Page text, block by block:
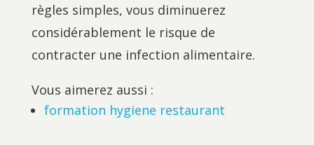
règles simples, vous diminuerez
considérablement le risque de
contracter une infection alimentaire.
Vous aimerez aussi :
formation hygiene restaurant